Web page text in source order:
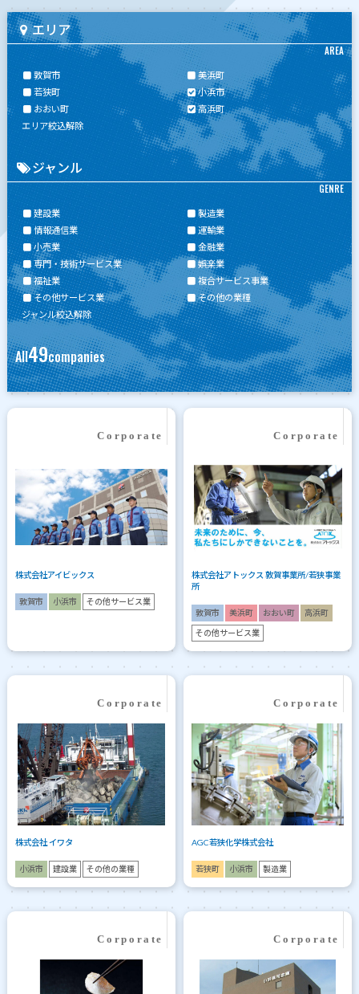
エリア
AREA
敦賀市
美浜町
若狭町
小浜市
おおい町
高浜町
エリア絞込解除
ジャンル
GENRE
建設業
製造業
情報通信業
運輸業
小売業
金融業
専門・技術サービス業
娯楽業
福祉業
複合サービス事業
その他サービス業
その他の業種
ジャンル絞込解除
All49companies
株式会社アイビックス
敦賀市 小浜市 その他サービス業
株式会社アトックス 敦賀事業所/若狭事業
所
敦賀市 美浜町 おおい町 高浜町
その他サービス業
株式会社 イワタ
小浜市 建設業 その他の業種
AGC若狭化学株式会社
若狭町 小浜市 製造業